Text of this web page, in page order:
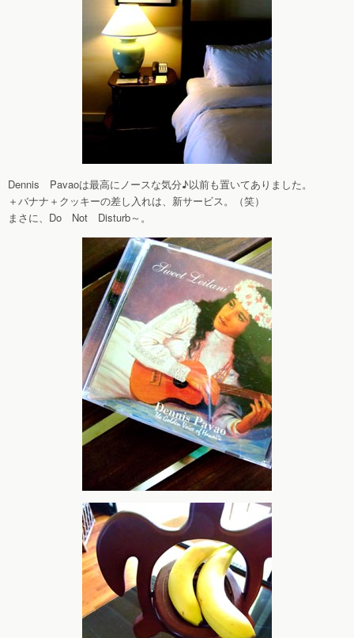
Dennis Pavaoは最高にノースな気分♪以前も置いてありました。
＋バナナ＋クッキーの差し入れは、新サービス。（笑）
まさに、Do Not Disturb～。